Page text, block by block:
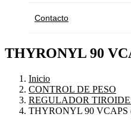
Contacto
THYRONYL 90
Inicio
CONTROL DE PESO
REGULADOR
THYRONYL 90 VCAPS